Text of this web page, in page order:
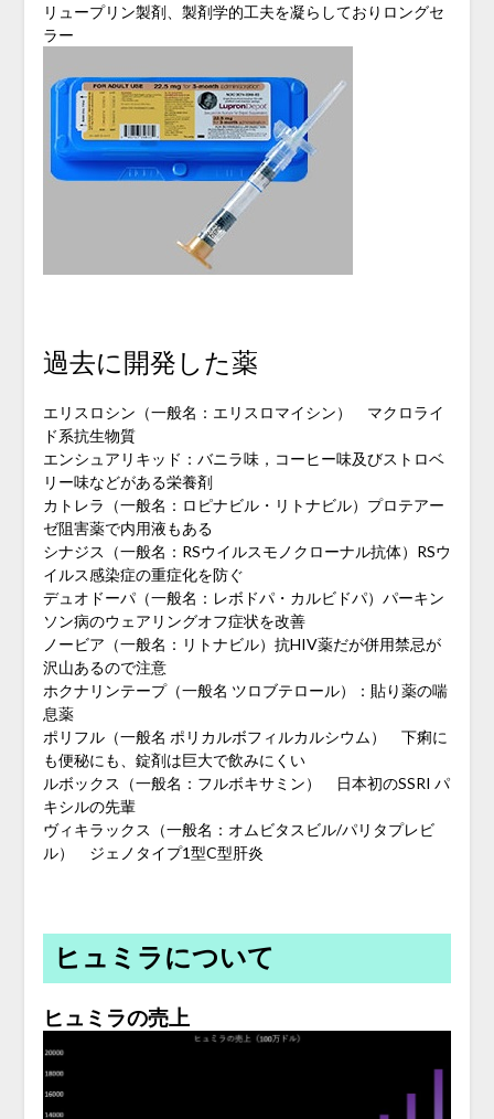
リュープリン製剤、製剤学的工夫を凝らしておりロングセ
ラー
過去に開発した薬
エリスロシン（一般名：エリスロマイシン） マクロライ
ド系抗生物質
エンシュアリキッド：バニラ味，コーヒー味及びストロベ
リー味などがある栄養剤
カトレラ（一般名：ロピナビル・リトナビル）プロテアー
ゼ阻害薬で内用液もある
シナジス（一般名：RSウイルスモノクローナル抗体）RSウ
イルス感染症の重症化を防ぐ
デュオドーパ（一般名：レボドパ・カルビドパ）パーキン
ソン病のウェアリングオフ症状を改善
ノービア（一般名：リトナビル）抗HIV薬だが併用禁忌が
沢山あるので注意
ホクナリンテープ（一般名 ツロブテロール）：貼り薬の喘
息薬
ポリフル（一般名 ポリカルボフィルカルシウム） 下痢に
も便秘にも、錠剤は巨大で飲みにくい
ルボックス（一般名：フルボキサミン） 日本初のSSRI パ
キシルの先輩
ヴィキラックス（一般名：オムビタスビル/パリタプレビ
ル） ジェノタイプ1型C型肝炎
ヒュミラについて
ヒュミラの売上